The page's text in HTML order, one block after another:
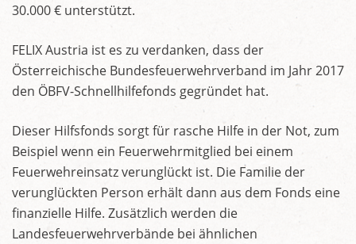
30.000 € unterstützt.
FELIX Austria ist es zu verdanken, dass der
Österreichische Bundesfeuerwehrverband im Jahr 2017
den ÖBFV-Schnellhilfefonds gegründet hat.
Dieser Hilfsfonds sorgt für rasche Hilfe in der Not, zum
Beispiel wenn ein Feuerwehrmitglied bei einem
Feuerwehreinsatz verunglückt ist. Die Familie der
verunglückten Person erhält dann aus dem Fonds eine
finanzielle Hilfe. Zusätzlich werden die
Landesfeuerwehrverbände bei ähnlichen